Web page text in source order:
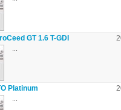
GT 1.6 T-GDI
Platinum